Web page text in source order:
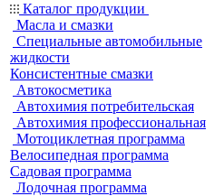
Каталог продукции
Масла и смазки
Специальные автомобильные
жидкости
Консистентные смазки
Автокосметика
Автохимия потребительская
Автохимия профессиональная
Мотоциклетная программа
Велосипедная программа
Садовая программа
Лодочная программа